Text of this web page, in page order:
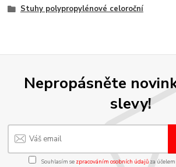
Stuhy polypropylénové celoroční
Nepropásněte
slevy!
Souhlasím se zpracováním osobních údajůza